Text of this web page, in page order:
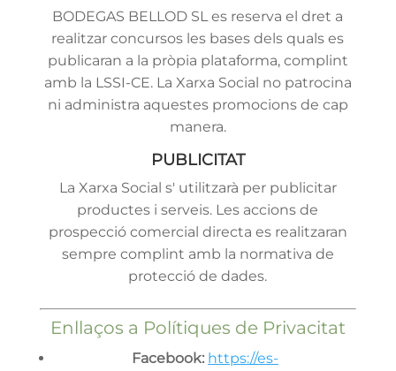
BODEGAS BELLOD SL es reserva el dret a
realitzar concursos les bases dels quals es
publicaran a la pròpia plataforma, complint
amb la LSSI-CE. La Xarxa Social no patrocina
ni administra aquestes promocions de cap
manera.
PUBLICITAT
La Xarxa Social s' utilitzarà per publicitar
productes i serveis. Les accions de
prospecció comercial directa es realitzaran
sempre complint amb la normativa de
protecció de dades.
Enllaços a Polítiques de Privacitat
Facebook: https://es-